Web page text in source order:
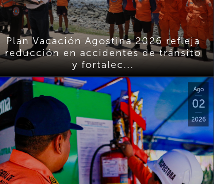
Plan Vacación Agostina 2026 refleja
reducción en accidentes de tránsito
y fortalec...
Ago
02
2026